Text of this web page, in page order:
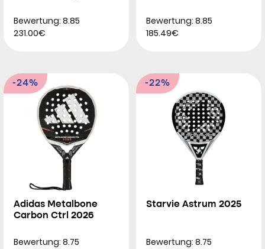
Bewertung: 8.85
231.00€
Bewertung: 8.85
185.49€
-24%
Adidas Metalbone
Carbon Ctrl 2026
Bewertung: 8.75
-22%
Starvie Astrum 2025
Bewertung: 8.75